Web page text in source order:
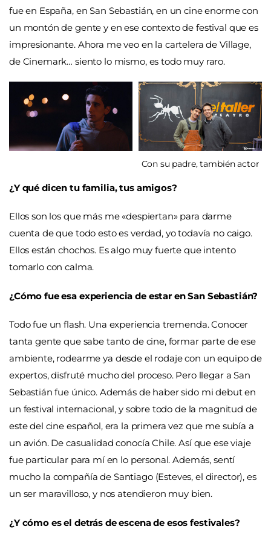
fue en España, en San Sebastián, en un cine enorme con
un montón de gente y en ese contexto de festival que es
impresionante. Ahora me veo en la cartelera de Village,
de Cinemark… siento lo mismo, es todo muy raro.
Con su padre, también actor
¿Y qué dicen tu familia, tus amigos?
Ellos son los que más me «despiertan» para darme
cuenta de que todo esto es verdad, yo todavía no caigo.
Ellos están chochos. Es algo muy fuerte que intento
tomarlo con calma.
¿Cómo fue esa experiencia de estar en San Sebastián?
Todo fue un flash. Una experiencia tremenda. Conocer
tanta gente que sabe tanto de cine, formar parte de ese
ambiente, rodearme ya desde el rodaje con un equipo de
expertos, disfruté mucho del proceso. Pero llegar a San
Sebastián fue único. Además de haber sido mi debut en
un festival internacional, y sobre todo de la magnitud de
este del cine español, era la primera vez que me subía a
un avión. De casualidad conocía Chile. Así que ese viaje
fue particular para mí en lo personal. Además, sentí
mucho la compañía de Santiago (Esteves, el director), es
un ser maravilloso, y nos atendieron muy bien.
¿Y cómo es el detrás de escena de esos festivales?